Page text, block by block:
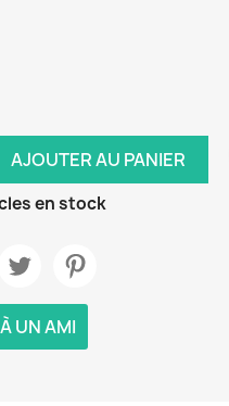
AJOUTER AU PANIER
en stock
UN AMI